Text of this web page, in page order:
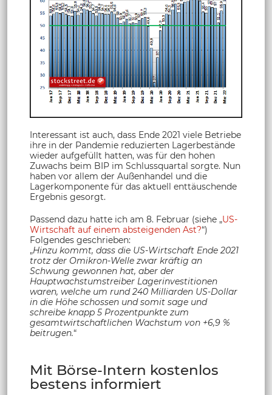
Interessant ist auch, dass Ende 2021 viele Betriebe
ihre in der Pandemie reduzierten Lagerbestände
wieder aufgefüllt hatten, was für den hohen
Zuwachs beim BIP im Schlussquartal sorgte. Nun
haben vor allem der Außenhandel und die
Lagerkomponente für das aktuell enttäuschende
Ergebnis gesorgt.
Passend dazu hatte ich am 8. Februar (siehe „US-
Wirtschaft auf einem absteigenden Ast?“)
Folgendes geschrieben:
„Hinzu kommt, dass die US-Wirtschaft Ende 2021
trotz der Omikron-Welle zwar kräftig an
Schwung gewonnen hat, aber der
Hauptwachstumstreiber Lagerinvestitionen
waren, welche um rund 240 Milliarden US-Dollar
in die Höhe schossen und somit sage und
schreibe knapp 5 Prozentpunkte zum
gesamtwirtschaftlichen Wachstum von +6,9 %
beitrugen.“
Mit Börse-Intern kostenlos
bestens informiert